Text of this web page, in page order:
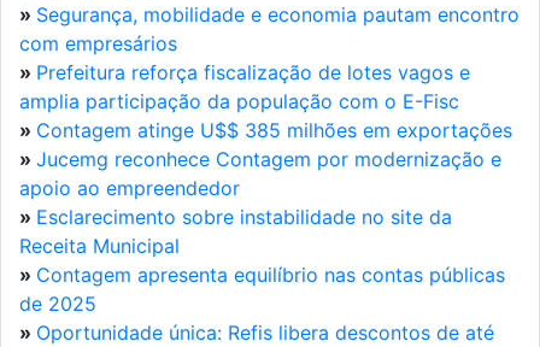
» Segurança, mobilidade e economia pautam encontro
com empresários
» Prefeitura reforça fiscalização de lotes vagos e
amplia participação da população com o E-Fisc
» Contagem atinge U$$ 385 milhões em exportações
» Jucemg reconhece Contagem por modernização e
apoio ao empreendedor
» Esclarecimento sobre instabilidade no site da
Receita Municipal
» Contagem apresenta equilíbrio nas contas públicas
de 2025
» Oportunidade única: Refis libera descontos de até